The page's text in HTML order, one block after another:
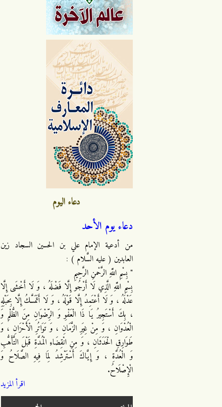
دعاء اليوم
دعاء يوم الأحد
من أدعية الإمام علي بن الحسين السجاد زين
العابدين ( عليه السَّلام ) :
" بِسْمِ اللَّهِ الرَّحْمنِ الرَّحِيمِ
بِسْمِ اللَّهِ الَّذِي لَا أَرْجُو إِلَّا فَضْلَهُ ، وَ لَا أَخْشَى إِلَّا
عَدْلَهُ ، وَ لَا أَعْتَمِدُ إِلَّا قَوْلَهُ ، وَ لَا أَتَمَسَّكُ إِلَّا بِحَبْلِهِ
، بِكَ أَسْتَجِيرُ يَا ذَا الْعَفْوِ وَ الرِّضْوَانِ مِنَ الظُّلْمِ وَ
الْعُدْوَانِ ، وَ مِنْ غِيَرِ الزَّمَانِ ، وَ تَوَاتُرِ الْأَحْزَانِ ، وَ
طَوَارِقِ الْحَدَثَانِ ، وَ مِنِ انْقِضَاءِ الْمُدَّةِ قَبْلَ التَّأَهُّبِ
وَ الْعُدَّةِ ، وَ إِيَّاكَ أَسْتَرْشِدُ لِمَا فِيهِ الصَّلَاحُ وَ
الْإِصْلَاحُ.
اقرأ المزيد